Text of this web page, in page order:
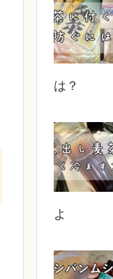
は？
よ